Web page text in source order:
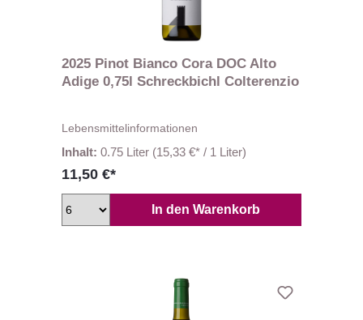
2025 Pinot Bianco Cora DOC Alto
Adige 0,75l Schreckbichl Colterenzio
Lebensmittelinformationen
Inhalt: 0.75 Liter (15,33 €* / 1 Liter)
11,50 €*
In den Warenkorb